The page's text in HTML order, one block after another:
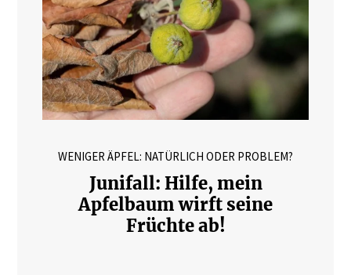
WENIGER ÄPFEL: NATÜRLICH ODER PROBLEM?
Junifall: Hilfe, mein
Apfelbaum wirft seine
Früchte ab!